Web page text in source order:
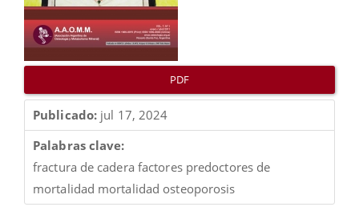
PDF
Publicado: jul 17, 2024
Palabras clave:
fractura de cadera factores predoctores de
mortalidad mortalidad osteoporosis